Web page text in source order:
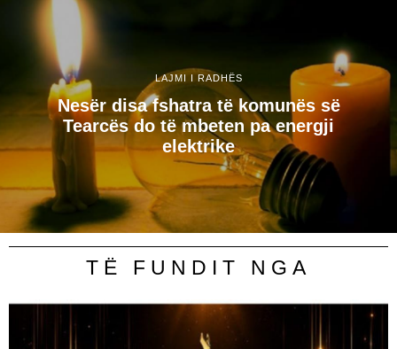
LAJMI I RADHËS
Nesër disa fshatra të komunës së
Tearcës do të mbeten pa energji
elektrike
TË FUNDIT NGA